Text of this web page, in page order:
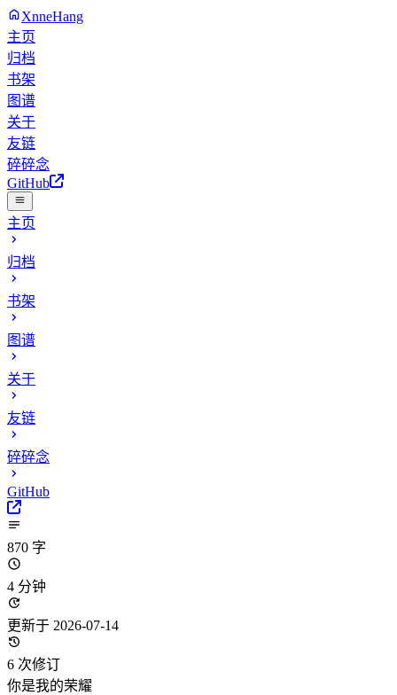
XnneHang
主页
归档
书架
图谱
关于
友链
碎碎念
GitHub
主页
归档
书架
图谱
关于
友链
碎碎念
GitHub
870 字
4 分钟
更新于 2026-07-14
6 次修订
你是我的荣耀